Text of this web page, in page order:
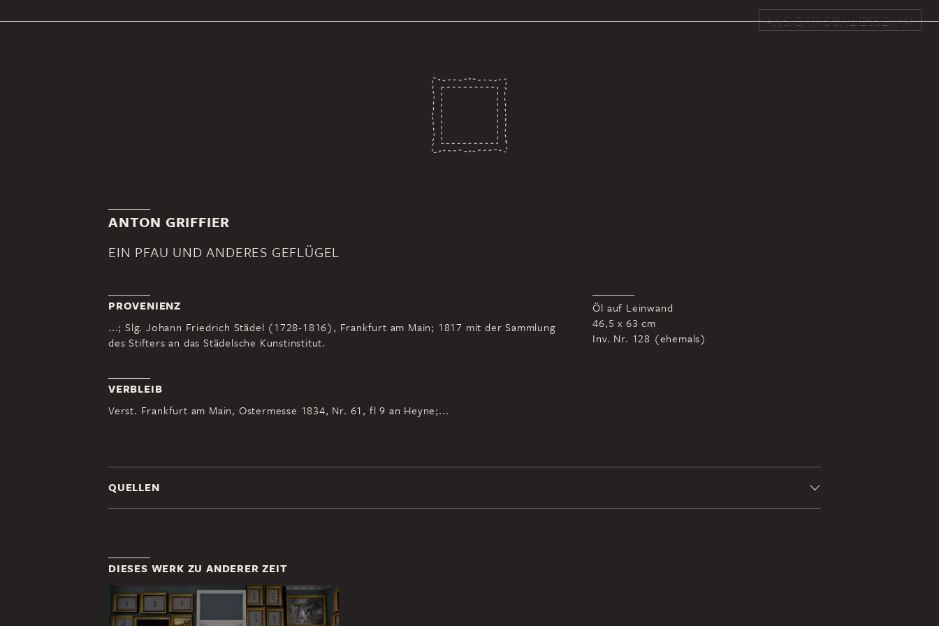
ANSICHT SCHLIESSEN
ANTON GRIFFIER
EIN PFAU UND ANDERES GEFLÜGEL
PROVENIENZ
...; Slg. Johann Friedrich Städel (1728-1816), Frankfurt am Main; 1817 mit der Sammlung
des Stifters an das Städelsche Kunstinstitut.
Öl auf Leinwand
46,5 x 63 cm
Inv. Nr. 128 (ehemals)
VERBLEIB
Verst. Frankfurt am Main, Ostermesse 1834, Nr. 61, fl 9 an Heyne;...
QUELLEN
DIESES WERK ZU ANDERER ZEIT